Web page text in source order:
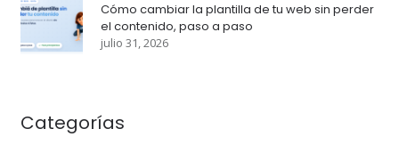
Cómo cambiar la plantilla de tu web sin perder
el contenido, paso a paso
julio 31, 2026
Categorías